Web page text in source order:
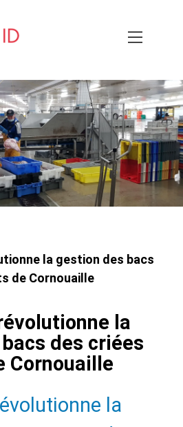
la gestion des bacs
de Cornouaille
la
des criées
Cornouaille
la